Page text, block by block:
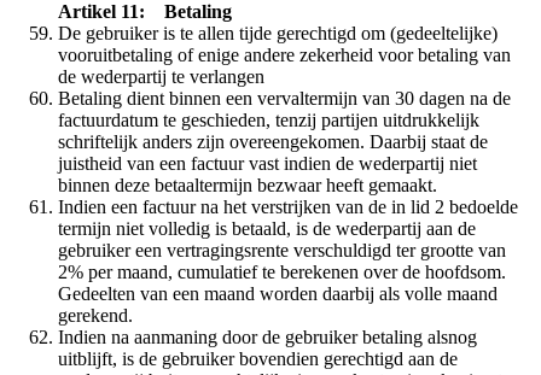
Artikel 11: Betaling
De gebruiker is te allen tijde gerechtigd om (gedeeltelijke)
vooruitbetaling of enige andere zekerheid voor betaling van
de wederpartij te verlangen
Betaling dient binnen een vervaltermijn van 30 dagen na de
factuurdatum te geschieden, tenzij partijen uitdrukkelijk
schriftelijk anders zijn overeengekomen. Daarbij staat de
juistheid van een factuur vast indien de wederpartij niet
binnen deze betaaltermijn bezwaar heeft gemaakt.
Indien een factuur na het verstrijken van de in lid 2 bedoelde
termijn niet volledig is betaald, is de wederpartij aan de
gebruiker een vertragingsrente verschuldigd ter grootte van
2% per maand, cumulatief te berekenen over de hoofdsom.
Gedeelten van een maand worden daarbij als volle maand
gerekend.
Indien na aanmaning door de gebruiker betaling alsnog
uitblijft, is de gebruiker bovendien gerechtigd aan de